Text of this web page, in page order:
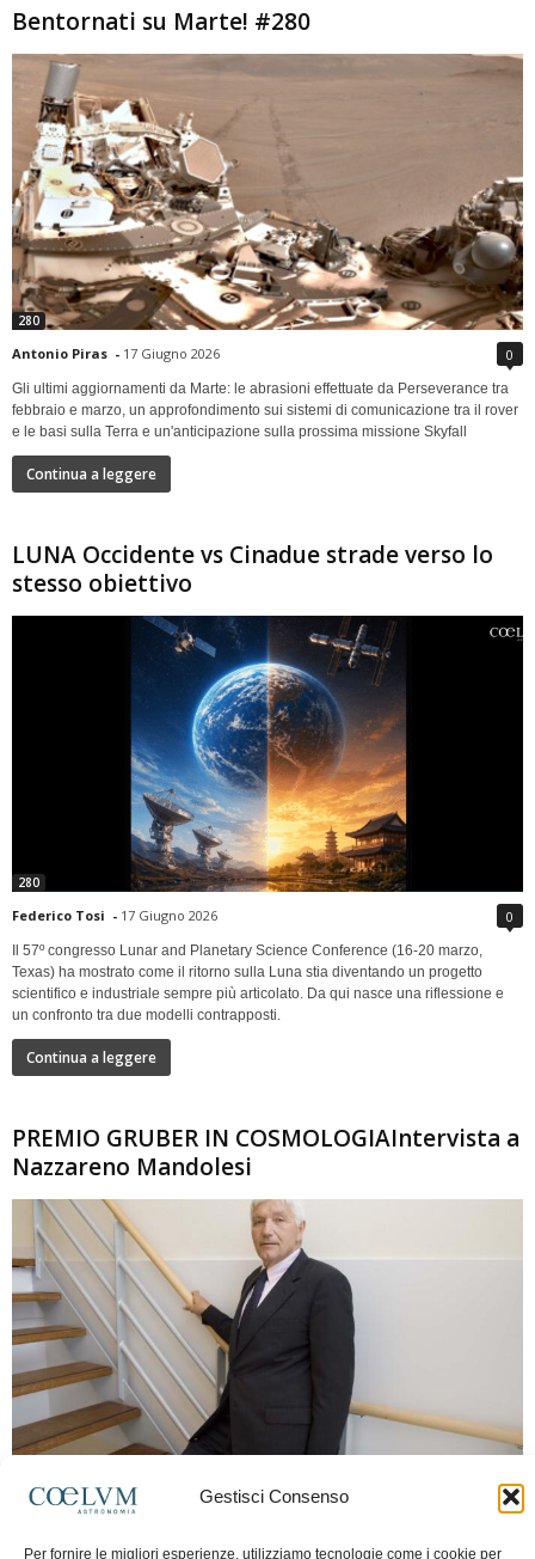
Gestisci Consenso
Per fornire le migliori esperienze, utilizziamo tecnologie come i cookie per
Bentornati su Marte! #280
280
Antonio Piras - 17 Giugno 2026 0
Gli ultimi aggiornamenti da Marte: le abrasioni effettuate da Perseverance tra
febbraio e marzo, un approfondimento sui sistemi di comunicazione tra il rover
e le basi sulla Terra e un'anticipazione sulla prossima missione Skyfall
Continua a leggere
LUNA Occidente vs Cinadue strade verso lo
stesso obiettivo
280
Federico Tosi - 17 Giugno 2026 0
Il 57º congresso Lunar and Planetary Science Conference (16-20 marzo,
Texas) ha mostrato come il ritorno sulla Luna stia diventando un progetto
scientifico e industriale sempre più articolato. Da qui nasce una riflessione e
un confronto tra due modelli contrapposti.
Continua a leggere
PREMIO GRUBER IN COSMOLOGIAIntervista a
Nazzareno Mandolesi
Frida Paolella - 16 Giugno 2026 0
spaziale europea e della missione Planck. Il dialogo ripercorre i principali